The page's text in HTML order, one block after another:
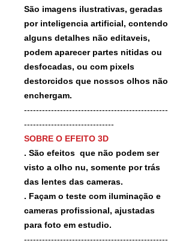
São imagens ilustrativas, geradas
por inteligencia artificial, contendo
alguns detalhes não editaveis,
podem aparecer partes nitidas ou
desfocadas, ou com pixels
destorcidos que nossos olhos não
enchergam.
------------------------------------------------
------------------------------
SOBRE O EFEITO 3D
. São efeitos que não podem ser
visto a olho nu, somente por trás
das lentes das cameras.
. Façam o teste com iluminação e
cameras profissional, ajustadas
para foto em estudio.
------------------------------------------------